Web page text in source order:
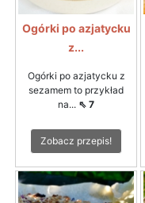
Ogórki po azjatycku
z...
Ogórki po azjatycku z
sezamem to przykład
na... ⇖ 7
Zobacz przepis!